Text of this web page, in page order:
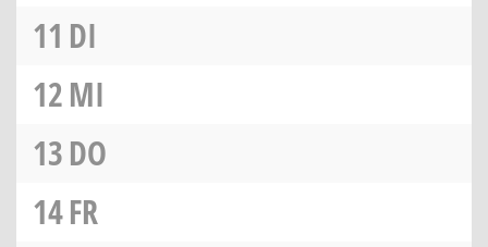
11 DI
12MI
13DO
14FR